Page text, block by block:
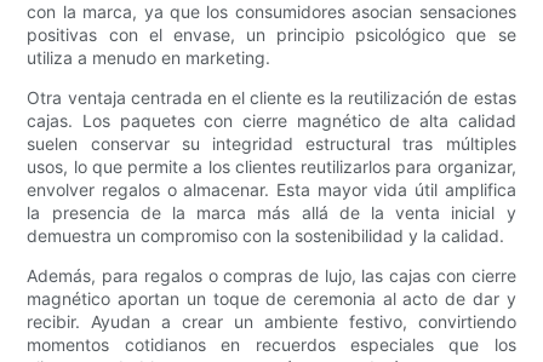
con la marca, ya que los consumidores asocian sensaciones
positivas con el envase, un principio psicológico que se
utiliza a menudo en marketing.
Otra ventaja centrada en el cliente es la reutilización de estas
cajas. Los paquetes con cierre magnético de alta calidad
suelen conservar su integridad estructural tras múltiples
usos, lo que permite a los clientes reutilizarlos para organizar,
envolver regalos o almacenar. Esta mayor vida útil amplifica
la presencia de la marca más allá de la venta inicial y
demuestra un compromiso con la sostenibilidad y la calidad.
Además, para regalos o compras de lujo, las cajas con cierre
magnético aportan un toque de ceremonia al acto de dar y
recibir. Ayudan a crear un ambiente festivo, convirtiendo
momentos cotidianos en recuerdos especiales que los